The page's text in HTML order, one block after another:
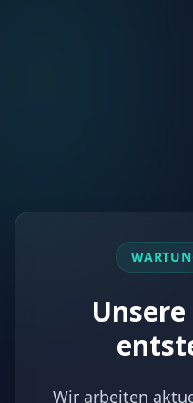
Wir arbeiten